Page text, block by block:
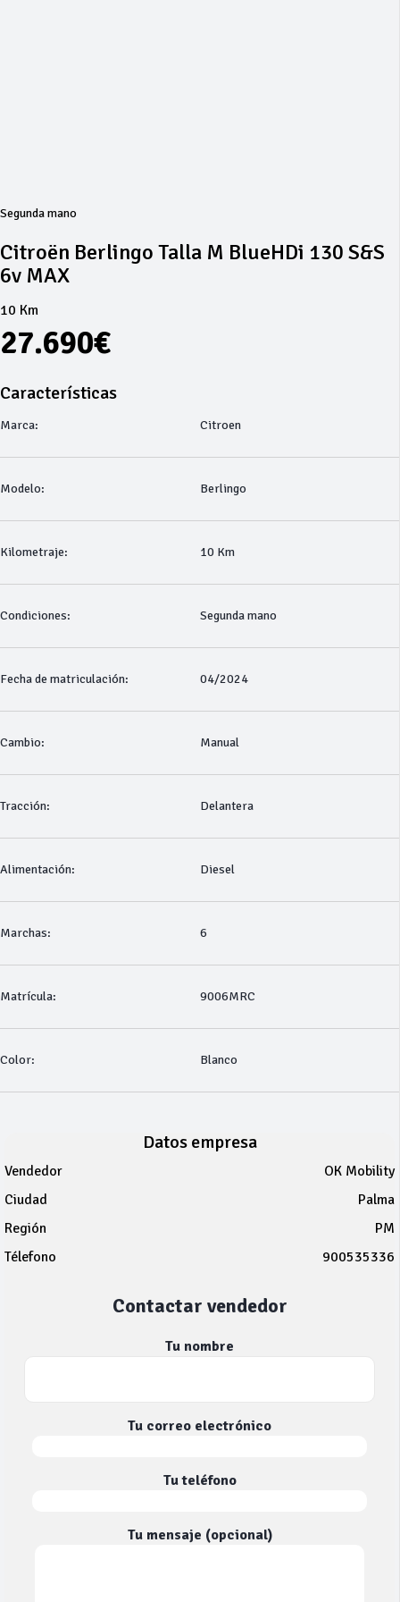
Segunda mano
Citroën Berlingo Talla M BlueHDi 130 S&S
6v MAX
10 Km
27.690€
Características
Marca: Citroen
Modelo: Berlingo
Kilometraje: 10 Km
Condiciones: Segunda mano
Fecha de matriculación: 04/2024
Cambio: Manual
Tracción: Delantera
Alimentación: Diesel
Marchas: 6
Matrícula: 9006MRC
Color: Blanco
Datos empresa
Vendedor
OK Mobility
Ciudad
Palma
Región
PM
Télefono
900535336
Contactar vendedor
Tu nombre
Tu correo electrónico
Tu teléfono
Tu mensaje (opcional)